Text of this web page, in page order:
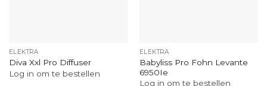
ELEKTRA
Diva Xxl Pro Diffuser
Log in om te bestellen
ELEKTRA
Babyliss Pro Fohn Levante
6950Ie
Log in om te bestellen